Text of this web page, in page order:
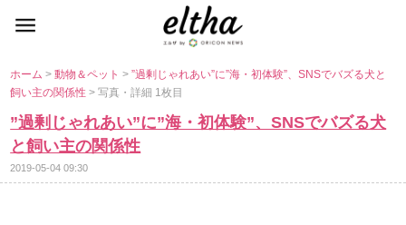
ホーム>動物＆ペット>”過剰じゃれあい”に”海・初体験”、SNSでバズる犬と
飼い主の関係性> 写真・詳細 1枚目
”過剰じゃれあい”に”海・初体験”、SNSでバズる犬
と飼い主の関係性
2019-05-04 09:30